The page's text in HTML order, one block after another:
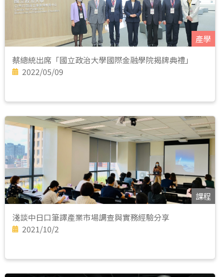
產學
蔡總統出席「國立政治大學國際金融學院揭牌典禮」
2022/05/09
課程
淺談中日口筆譯產業市場調查與實務經驗分享
2021/10/2